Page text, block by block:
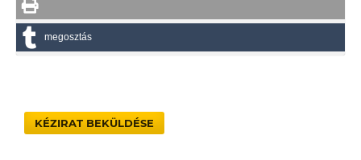
megosztás
KÉZIRAT BEKÜLDÉSE